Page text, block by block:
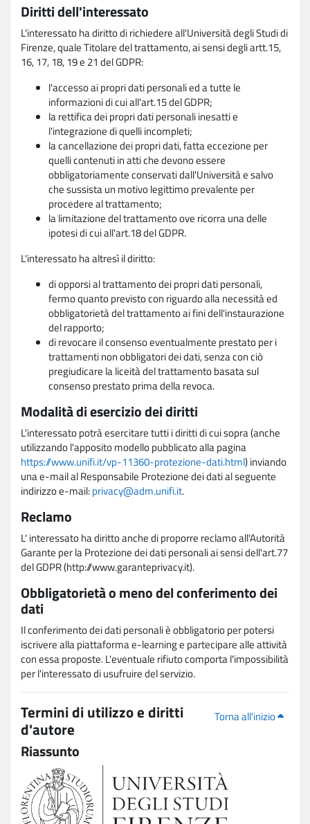
Diritti dell'interessato
L'interessato ha diritto di richiedere all'Università degli Studi di
Firenze, quale Titolare del trattamento, ai sensi degli artt.15,
16, 17, 18, 19 e 21 del GDPR:
l'accesso ai propri dati personali ed a tutte le
informazioni di cui all'art.15 del GDPR;
la rettifica dei propri dati personali inesatti e
l'integrazione di quelli incompleti;
la cancellazione dei propri dati, fatta eccezione per
quelli contenuti in atti che devono essere
obbligatoriamente conservati dall'Università e salvo
che sussista un motivo legittimo prevalente per
procedere al trattamento;
la limitazione del trattamento ove ricorra una delle
ipotesi di cui all'art.18 del GDPR.
L'interessato ha altresì il diritto:
di opporsi al trattamento dei propri dati personali,
fermo quanto previsto con riguardo alla necessità ed
obbligatorietà del trattamento ai fini dell'instaurazione
del rapporto;
di revocare il consenso eventualmente prestato per i
trattamenti non obbligatori dei dati, senza con ciò
pregiudicare la liceità del trattamento basata sul
consenso prestato prima della revoca.
Modalità di esercizio dei diritti
L'interessato potrà esercitare tutti i diritti di cui sopra (anche
utilizzando l'apposito modello pubblicato alla pagina
https://www.unifi.it/vp-11360-protezione-dati.html) inviando
una e-mail al Responsabile Protezione dei dati al seguente
indirizzo e-mail:privacy@adm.unifi.it.
Reclamo
L' interessato ha diritto anche di proporre reclamo all'Autorità
Garante per la Protezione dei dati personali ai sensi dell'art.77
del GDPR (http://www.garanteprivacy.it).
Obbligatorietà o meno del conferimento dei
dati
Il conferimento dei dati personali è obbligatorio per potersi
iscrivere alla piattaforma e-learning e partecipare alle attività
con essa proposte. L'eventuale rifiuto comporta l'impossibilità
per l'interessato di usufruire del servizio.
Torna all'inizio
Termini di utilizzo e diritti
d'autore
Riassunto